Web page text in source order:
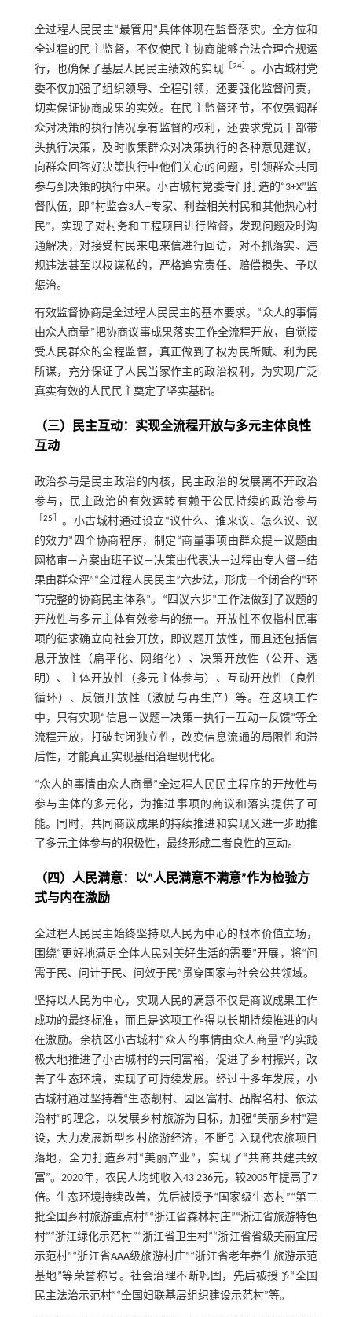
全过程人民民主“最管用”具体体现在监督落实。全方位和
全过程的民主监督，不仅使民主协商能够合法合理合规运
行，也确保了基层人民民主绩效的实现 ［24
。小古城村党
委不仅加强了组织领导、全程引领，还要强化监督问责，
切实保证协商成果的实效。在民主监督环节，不仅强调群
众对决策的执行情况享有监督的权利，还要求党员干部带
头执行决策，及时收集群众对决策执行的各种意见建议，
向群众回答好决策执行中他们关心的问题，引领群众共同
参与到决策的执行中来。小古城村党委专门打造的“3+X”监
督队伍，即“村监会3人+专家、利益相关村民和其他热心村
民”，实现了对村务和工程项目进行监督，发现问题及时沟
通解决，对接受村民来电来信进行回访，对不抓落实、违
规违法甚至以权谋私的，严格追究责任、赔偿损失、予以
惩治。
有效监督协商是全过程人民民主的基本要求。“众人的事情
由众人商量”把协商议事成果落实工作全流程开放，自觉接
受人民群众的全程监督，真正做到了权为民所赋、利为民
所谋，充分保证了人民当家作主的政治权利，为实现广泛
真实有效的人民民主奠定了坚实基础。
（三）民主互动：实现全流程开放与多元主体良性
互动
政治参与是民主政治的内核，民主政治的发展离不开政治
参与，民主政治的有效运转有赖于公民持续的政治参与
［25
。小古城村通过设立“议什么、谁来议、怎么议、议
的效力”四个协商程序，制定“商量事项由群众提—议题由
网格审—方案由班子议—决策由代表决—过程由专人督—结
果由群众评”“全过程人民民主”六步法，形成一个闭合的“环
节完整的协商民主体系”。“四议六步”工作法做到了议题的
开放性与多元主体有效参与的统一。开放性不仅指村民事
项的征求确立向社会开放，即议题开放性，而且还包括信
息开放性（扁平化、网络化）、决策开放性（公开、透
明）、主体开放性（多元主体参与）、互动开放性（良性
循环）、反馈开放性（激励与再生产）等。在这项工作
中，只有实现“信息—议题—决策—执行—互动—反馈”等全
流程开放，打破封闭独立性，改变信息流通的局限性和滞
后性，才能真正实现基础治理现代化。
“众人的事情由众人商量”全过程人民民主程序的开放性与
参与主体的多元化，为推进事项的商议和落实提供了可
能。同时，共同商议成果的持续推进和实现又进一步助推
了多元主体参与的积极性，最终形成二者良性的互动。
（四）人民满意：以“人民满意不满意”作为检验方
式与内在激励
全过程人民民主始终坚持以人民为中心的根本价值立场，
围绕“更好地满足全体人民对美好生活的需要”开展，将“问
需于民、问计于民、问效于民”贯穿国家与社会公共领域。
坚持以人民为中心，实现人民的满意不仅是商议成果工作
成功的最终标准，而且是这项工作得以长期持续推进的内
在激励。余杭区小古城村“众人的事情由众人商量”的实践
极大地推进了小古城村的共同富裕，促进了乡村振兴，改
善了生态环境，实现了可持续发展。经过十多年发展，小
古城村通过坚持着“生态靓村、园区富村、品牌名村、依法
治村”的理念，以发展乡村旅游为目标，加强“美丽乡村”建
设，大力发展新型乡村旅游经济，不断引入现代农旅项目
落地，全力打造乡村“美丽产业”，实现了“共商共建共致
富”。2020年，农民人均纯收入43 236元，较2005年提高了7
倍。生态环境持续改善，先后被授予“国家级生态村”“第三
批全国乡村旅游重点村”“浙江省森林村庄”“浙江省旅游特色
村”“浙江绿化示范村”“浙江省卫生村”“浙江省省级美丽宜居
示范村”“浙江省AAA级旅游村庄”“浙江省老年养生旅游示范
基地”等荣誉称号。社会治理不断巩固，先后被授予“全国
民主法治示范村”“全国妇联基层组织建设示范村”等。